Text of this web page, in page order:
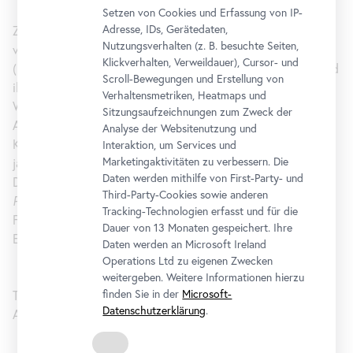
Zwei ergänzendeMovieNights (hosted by Ray), kuratiert
von Cis Bierinckx, werfen einen Blick auf asiatische LGBT
(Lesbian, Gay, Bisexual, Transgender)-Filmemacher_innen und
ihren Mut, brisante Geschichten über den gesellschaftlichen
Wandel von Gender und Identität zu erzählen. Am ersten
Abend, dem 10. Februar, ist neben einer Auswahl an
Kurzfilmen der KultfilmFuneral Parade of Roses
japanischen Regisseurs Toshio Matsumoto zu sehen. Swann
Dubus und Tran Phuong Thao dokumentieren inFinding
Phong
am 12. Februar die Verwandlung eines Mannes in eine
Frau und Sridhar Rangayan skizziert in Breaking Freedie
Entwicklung der Queer -Bewegung in Südasien.
Tickets Erhältlich unter www.impulstanz.com oder an der
Abendkassa im 21er Haus.
Setzen von Cookies und Erfassung von IP-
Adresse, IDs, Gerätedaten,
Nutzungsverhalten (z. B. besuchte Seiten,
Klickverhalten, Verweildauer), Cursor- und
Scroll-Bewegungen und Erstellung von
Verhaltensmetriken, Heatmaps und
Sitzungsaufzeichnungen zum Zweck der
Analyse der Websitenutzung und
Interaktion, um Services und
Marketingaktivitäten zu verbessern. Die
Daten werden mithilfe von First-Party- und
Third-Party-Cookies sowie anderen
Tracking-Technologien erfasst und für die
Dauer von 13 Monaten gespeichert. Ihre
Daten werden an Microsoft Ireland
Operations Ltd zu eigenen Zwecken
weitergeben. Weitere Informationen hierzu
finden Sie in der Microsoft-
Datenschutzerklärung.